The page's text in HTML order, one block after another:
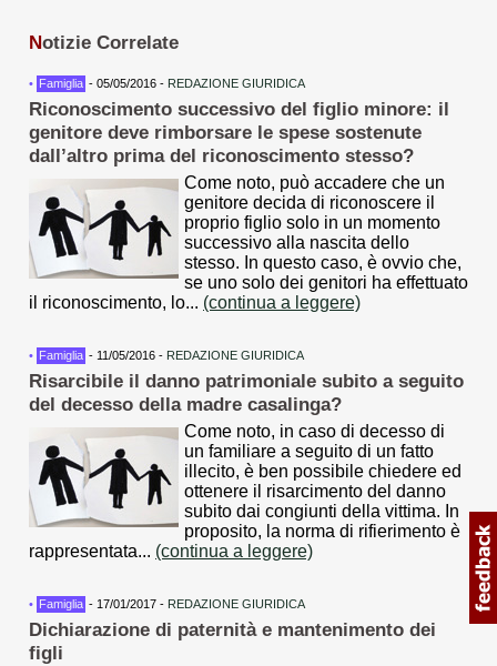
Notizie Correlate
• Famiglia - 05/05/2016 - REDAZIONE GIURIDICA
Riconoscimento successivo del figlio minore: il
genitore deve rimborsare le spese sostenute
dall’altro prima del riconoscimento stesso?
Come noto, può accadere che un
genitore decida di riconoscere il
proprio figlio solo in un momento
successivo alla nascita dello
stesso. In questo caso, è ovvio che,
se uno solo dei genitori ha effettuato
il riconoscimento, lo... (continua a leggere)
• Famiglia - 11/05/2016 - REDAZIONE GIURIDICA
Risarcibile il danno patrimoniale subito a seguito
del decesso della madre casalinga?
Come noto, in caso di decesso di
un familiare a seguito di un fatto
illecito, è ben possibile chiedere ed
ottenere il risarcimento del danno
subito dai congiunti della vittima. In
proposito, la norma di rifierimento è
rappresentata... (continua a leggere)
• Famiglia - 17/01/2017 - REDAZIONE GIURIDICA
Dichiarazione di paternità e mantenimento dei
figli